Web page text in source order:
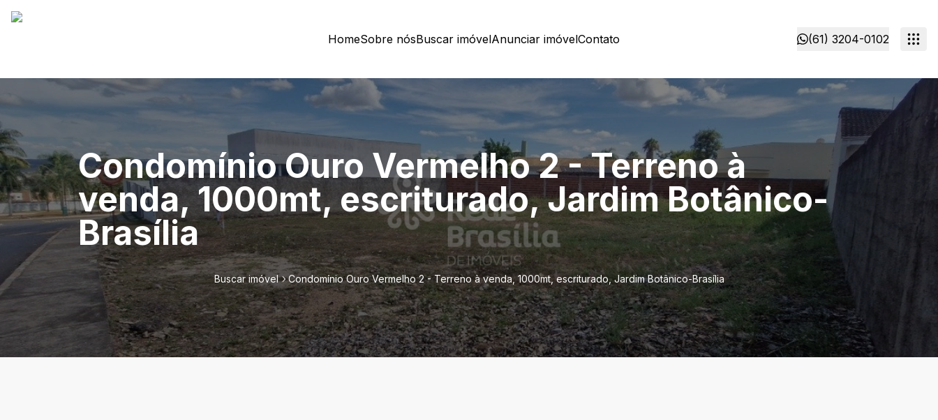
HomeSobre nósBuscar imóvelAnunciar imóvelContato (61) 3204-0102
Condomínio Ouro Vermelho 2 - Terreno à
venda, 1000mt, escriturado, Jardim Botânico-
Brasília
Buscar imóvel Condomínio Ouro Vermelho 2 - Terreno à venda, 1000mt, escriturado, Jardim Botânico-Brasília